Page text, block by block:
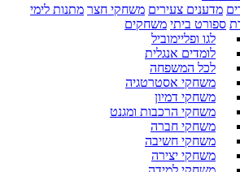
מדענים צעירים משחקי חצר מתנות לימי
ספורט ביתי משחקים
לגו ופליימוביל
לומדים אנגלית
לכל המשפחה
משחקי אסטרטגיה
משחקי דמיון
משחקי הרכבות ומגנט
משחקי חברה
משחקי חשיבה
משחקי יצירה